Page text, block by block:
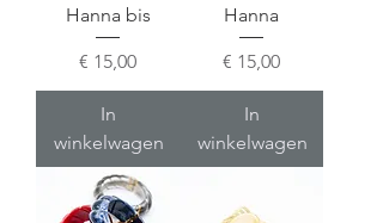
Hanna bis
Prijs
€ 15,00
In
winkelwagen
Hanna
Prijs
€ 15,00
In
winkelwagen